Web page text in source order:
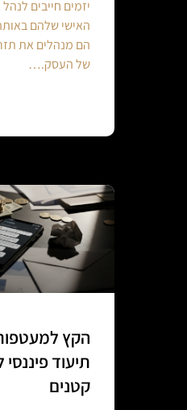
יזמים חייבים
האישי שלהם
הם מנהלים את
של העסק.…
הקץ
תיעוד
קטנים